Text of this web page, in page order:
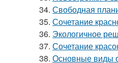
34. Свободная
35. Сочетание
36. Экологичное
37. Сочетание
38. Основные виды